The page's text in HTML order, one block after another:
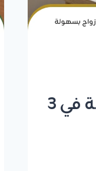
تصريح زواج بسهولة في 3